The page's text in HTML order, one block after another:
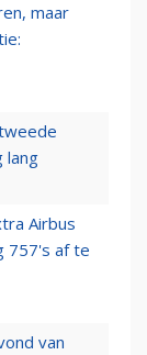
maar
lang
Airbus
757's af te
van